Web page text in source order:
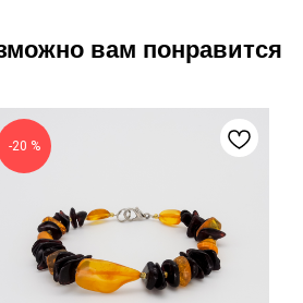
вам понравится
-20 %